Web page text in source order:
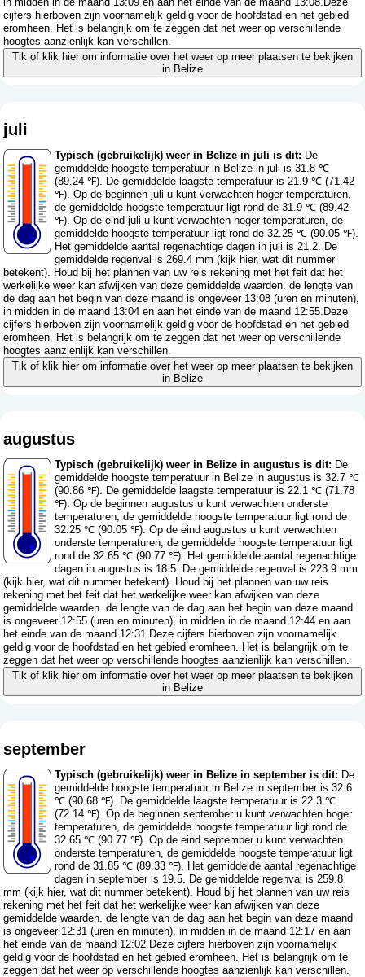
cijfers hierboven zijn voornamelijk geldig voor de hoofdstad en het gebied
eromheen. Het is belangrijk om te zeggen dat het weer op verschillende
hoogtes aanzienlijk kan verschillen.
Tik of klik hier om informatie over het weer op meer plaatsen te bekijken
in Belize
juli
Typisch (gebruikelijk) weer in Belize in juli is dit: De
gemiddelde hoogste temperatuur in Belize in juli is 31.8 ℃
(89.24 ℉). De gemiddelde laagste temperatuur is 21.9 ℃ (71.42
℉). Op de beginnen juli u kunt verwachten hoger temperaturen,
de gemiddelde hoogste temperatuur ligt rond de 31.9 ℃ (89.42
℉). Op de eind juli u kunt verwachten hoger temperaturen, de
gemiddelde hoogste temperatuur ligt rond de 32.25 ℃ (90.05 ℉).
Het gemiddelde aantal regenachtige dagen in juli is 21.2. De
gemiddelde regenval is 269.4 mm (kijk hier, wat dit nummer
betekent). Houd bij het plannen van uw reis rekening met het feit dat het
werkelijke weer kan afwijken van deze gemiddelde waarden. de lengte van
de dag aan het begin van deze maand is ongeveer 13:08 (uren en minuten),
in midden in de maand 13:04 en aan het einde van de maand 12:55.Deze
cijfers hierboven zijn voornamelijk geldig voor de hoofdstad en het gebied
eromheen. Het is belangrijk om te zeggen dat het weer op verschillende
hoogtes aanzienlijk kan verschillen.
Tik of klik hier om informatie over het weer op meer plaatsen te bekijken
in Belize
augustus
Typisch (gebruikelijk) weer in Belize in augustus is dit: De
gemiddelde hoogste temperatuur in Belize in augustus is 32.7 ℃
(90.86 ℉). De gemiddelde laagste temperatuur is 22.1 ℃ (71.78
℉). Op de beginnen augustus u kunt verwachten onderste
temperaturen, de gemiddelde hoogste temperatuur ligt rond de
32.25 ℃ (90.05 ℉). Op de eind augustus u kunt verwachten
onderste temperaturen, de gemiddelde hoogste temperatuur ligt
rond de 32.65 ℃ (90.77 ℉). Het gemiddelde aantal regenachtige
dagen in augustus is 18.5. De gemiddelde regenval is 223.9 mm
(kijk hier, wat dit nummer betekent). Houd bij het plannen van uw reis
rekening met het feit dat het werkelijke weer kan afwijken van deze
gemiddelde waarden. de lengte van de dag aan het begin van deze maand
is ongeveer 12:55 (uren en minuten), in midden in de maand 12:44 en aan
het einde van de maand 12:31.Deze cijfers hierboven zijn voornamelijk
geldig voor de hoofdstad en het gebied eromheen. Het is belangrijk om te
zeggen dat het weer op verschillende hoogtes aanzienlijk kan verschillen.
Tik of klik hier om informatie over het weer op meer plaatsen te bekijken
in Belize
september
Typisch (gebruikelijk) weer in Belize in september is dit: De
gemiddelde hoogste temperatuur in Belize in september is 32.6
℃ (90.68 ℉). De gemiddelde laagste temperatuur is 22.3 ℃
(72.14 ℉). Op de beginnen september u kunt verwachten hoger
temperaturen, de gemiddelde hoogste temperatuur ligt rond de
32.65 ℃ (90.77 ℉). Op de eind september u kunt verwachten
onderste temperaturen, de gemiddelde hoogste temperatuur ligt
rond de 31.85 ℃ (89.33 ℉). Het gemiddelde aantal regenachtige
dagen in september is 19.5. De gemiddelde regenval is 259.8
mm (kijk hier, wat dit nummer betekent). Houd bij het plannen van uw reis
rekening met het feit dat het werkelijke weer kan afwijken van deze
gemiddelde waarden. de lengte van de dag aan het begin van deze maand
is ongeveer 12:31 (uren en minuten), in midden in de maand 12:17 en aan
het einde van de maand 12:02.Deze cijfers hierboven zijn voornamelijk
geldig voor de hoofdstad en het gebied eromheen. Het is belangrijk om te
zeggen dat het weer op verschillende hoogtes aanzienlijk kan verschillen.